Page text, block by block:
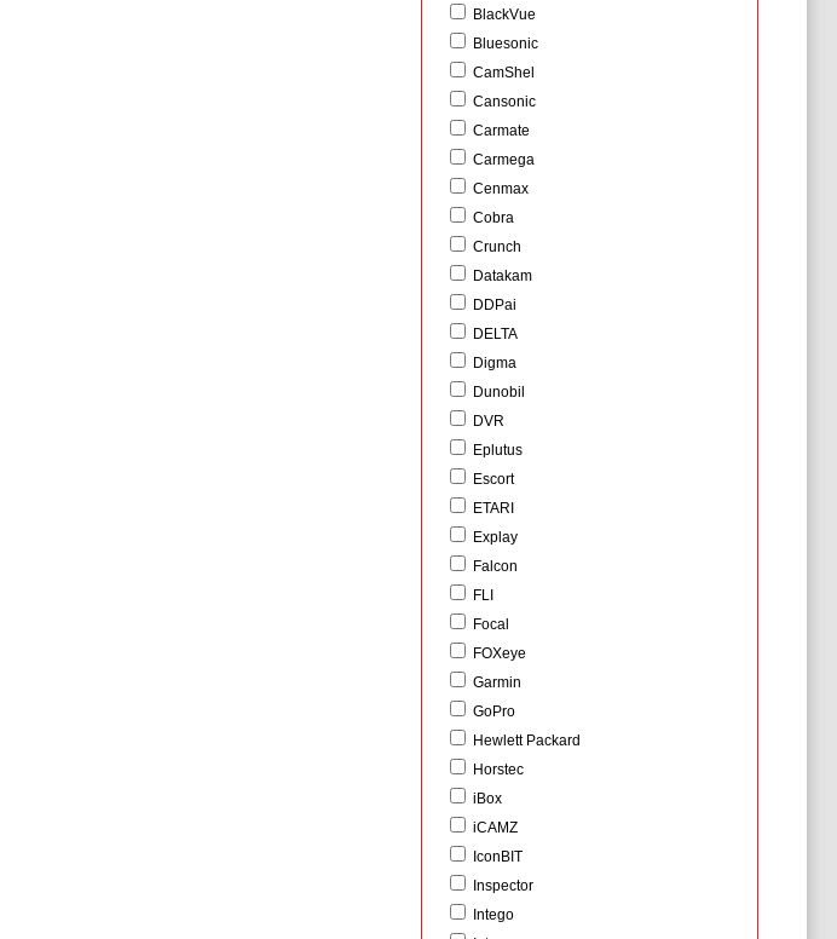
BlackVue
Bluesonic
CamShel
Cansonic
Carmate
Carmega
Cenmax
Cobra
Crunch
Datakam
DDPai
DELTA
Digma
Dunobil
DVR
Eplutus
Escort
ETARI
Explay
Falcon
FLI
Focal
FOXeye
Garmin
GoPro
Hewlett Packard
Horstec
iBox
iCAMZ
IconBIT
Inspector
Intego